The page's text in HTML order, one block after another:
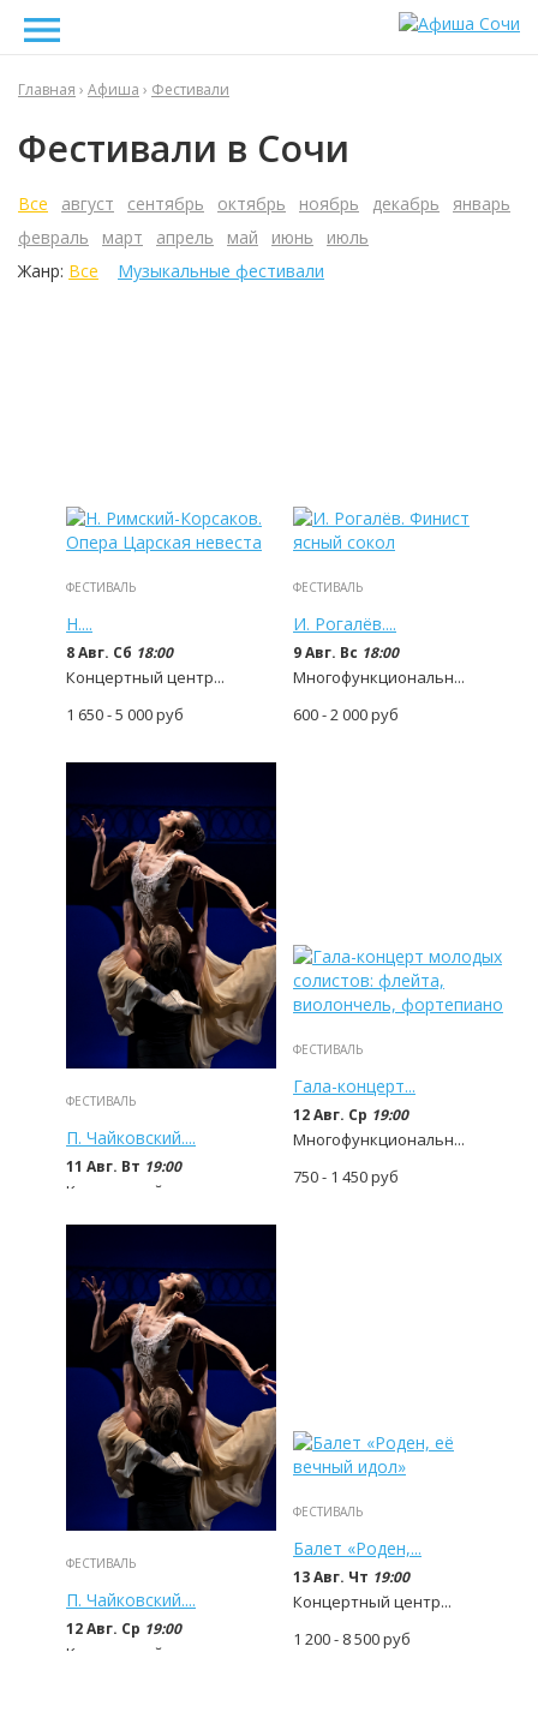
Главная › Афиша › Фестивали
Фестивали в Сочи
Все август сентябрь октябрь ноябрь декабрь
январь
февраль
март апрель май июнь
июль
Жанр: Все Музыкальные фестивали
ФЕСТИВАЛЬ
Н....
8 Авг. Сб 18:00
Концертный центр...
1 650 - 5 000руб
ФЕСТИВАЛЬ
И. Рогалёв....
9 Авг. Вс 18:00
Многофункциональн...
600 - 2 000руб
ФЕСТИВАЛЬ
П. Чайковский....
11 Авг. Вт 19:00
Концертный центр...
1 800 - 15 000руб
ФЕСТИВАЛЬ
Гала-концерт...
12 Авг. Ср 19:00
Многофункциональн...
750 - 1 450руб
ФЕСТИВАЛЬ
П. Чайковский....
12 Авг. Ср 19:00
Концертный центр...
ФЕСТИВАЛЬ
Балет «Роден,...
13 Авг. Чт 19:00
Концертный центр...
1 200 - 8 500руб